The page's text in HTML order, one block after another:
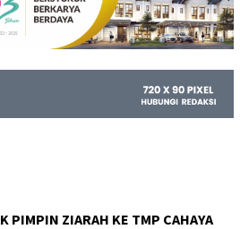
PIMPIN ZIARAH KE TMP CAHAYA